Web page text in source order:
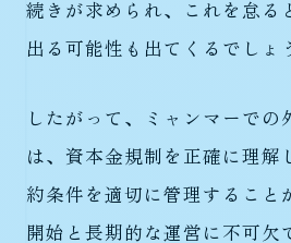
続きが求められ、これを怠る
出る可能性も出てくるでしょ
したがって、ミャンマーでの
は、資本金規制を正確に理解
約条件を適切に管理すること
開始と長期的な運営に不可欠